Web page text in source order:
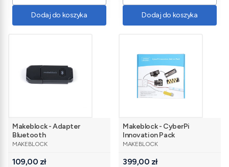
Dodaj do koszyka Dodaj do koszyka
Makeblock - Adapter
Bluetooth
PRODUCENT
MAKEBLOCK
Cena
109,00 zł
Makeblock - CyberPi
Innovation Pack
PRODUCENT
MAKEBLOCK
Cena
399,00 zł